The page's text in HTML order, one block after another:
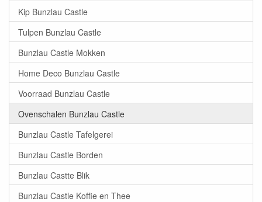
Kip Bunzlau Castle
Tulpen Bunzlau Castle
Bunzlau Castle Mokken
Home Deco Bunzlau Castle
Voorraad Bunzlau Castle
Ovenschalen Bunzlau Castle
Bunzlau Castle Tafelgerei
Bunzlau Castle Borden
Bunzlau Castte Blik
Bunzlau Castle Koffie en Thee